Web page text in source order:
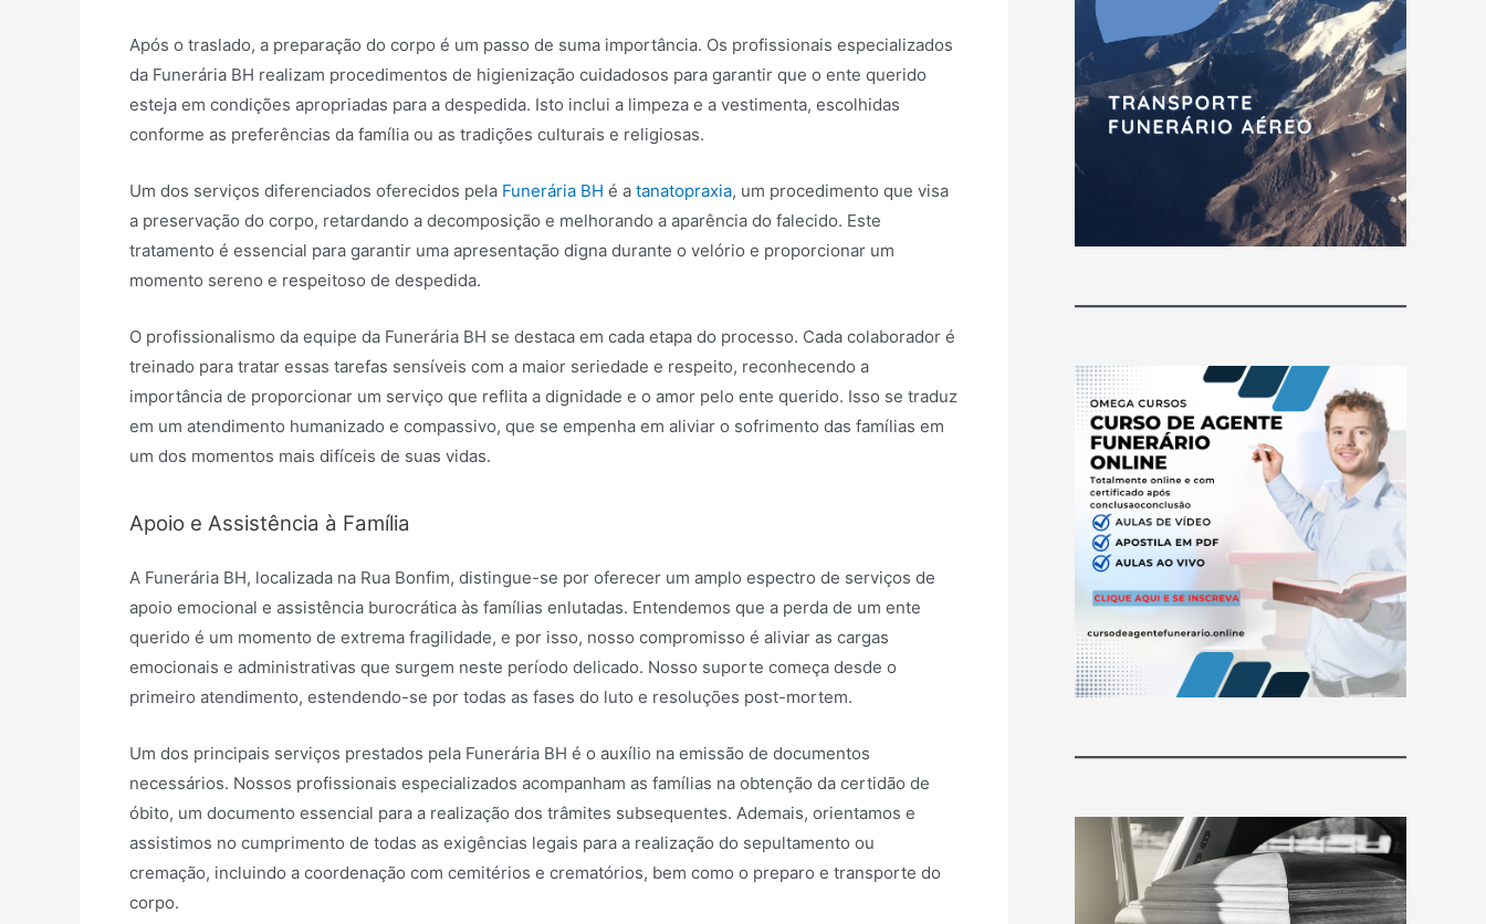
Após o traslado, a preparação do corpo é um passo de suma importância. Os profissionais especializados
da Funerária BH realizam procedimentos de higienização cuidadosos para garantir que o ente querido
esteja em condições apropriadas para a despedida. Isto inclui a limpeza e a vestimenta, escolhidas
conforme as preferências da família ou as tradições culturais e religiosas.
Um dos serviços diferenciados oferecidos pela Funerária BH é a tanatopraxia, um procedimento que visa
a preservação do corpo, retardando a decomposição e melhorando a aparência do falecido. Este
tratamento é essencial para garantir uma apresentação digna durante o velório e proporcionar um
momento sereno e respeitoso de despedida.
O profissionalismo da equipe da Funerária BH se destaca em cada etapa do processo. Cada colaborador é
treinado para tratar essas tarefas sensíveis com a maior seriedade e respeito, reconhecendo a
importância de proporcionar um serviço que reflita a dignidade e o amor pelo ente querido. Isso se traduz
em um atendimento humanizado e compassivo, que se empenha em aliviar o sofrimento das famílias em
um dos momentos mais difíceis de suas vidas.
Apoio e Assistência à Família
A Funerária BH, localizada na Rua Bonfim, distingue-se por oferecer um amplo espectro de serviços de
apoio emocional e assistência burocrática às famílias enlutadas. Entendemos que a perda de um ente
querido é um momento de extrema fragilidade, e por isso, nosso compromisso é aliviar as cargas
emocionais e administrativas que surgem neste período delicado. Nosso suporte começa desde o
primeiro atendimento, estendendo-se por todas as fases do luto e resoluções post-mortem.
Um dos principais serviços prestados pela Funerária BH é o auxílio na emissão de documentos
necessários. Nossos profissionais especializados acompanham as famílias na obtenção da certidão de
óbito, um documento essencial para a realização dos trâmites subsequentes. Ademais, orientamos e
assistimos no cumprimento de todas as exigências legais para a realização do sepultamento ou
cremação, incluindo a coordenação com cemitérios e crematórios, bem como o preparo e transporte do
corpo.